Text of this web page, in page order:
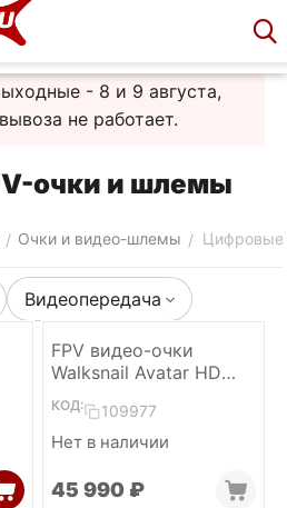
- 8 и 9 августа,
не работает.
очки и шлемы
/ Очки и видео-шлемы / Цифровые
Видеопередача
FPV видео-очки
Walksnail Avatar HD
Goggles X
КОД: 109977
Нет в наличии
45 990 ₽